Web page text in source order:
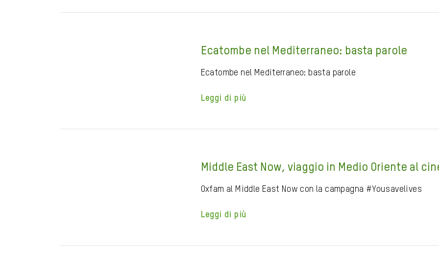
Ecatombe nel Mediterraneo: basta parole
Ecatombe nel Mediterraneo: basta parole
Leggi di più
Middle East Now, viaggio in Medio Oriente al
Oxfam al Middle East Now con la campagna #Yousavelives
Leggi di più